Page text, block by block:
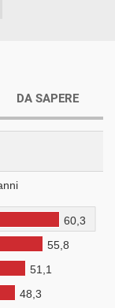
DA SAPERE